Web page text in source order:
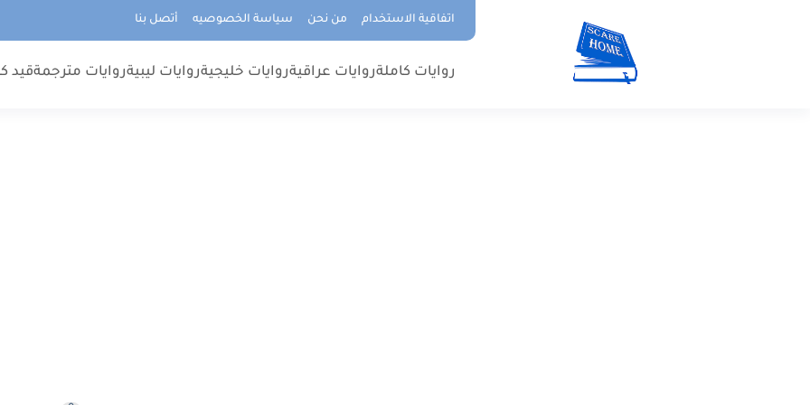
اتفاقية الاستخدام من نحن سياسة الخصوصيه أتصل بنا
روايات كاملةروايات عراقيةروايات خليجيةروايات ليبيةروايات مترجمةقيد